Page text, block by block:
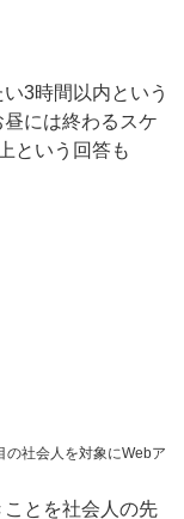
3時間以内という
には終わるスケ
という回答も
社会人を対象にWebア
とを社会人の先